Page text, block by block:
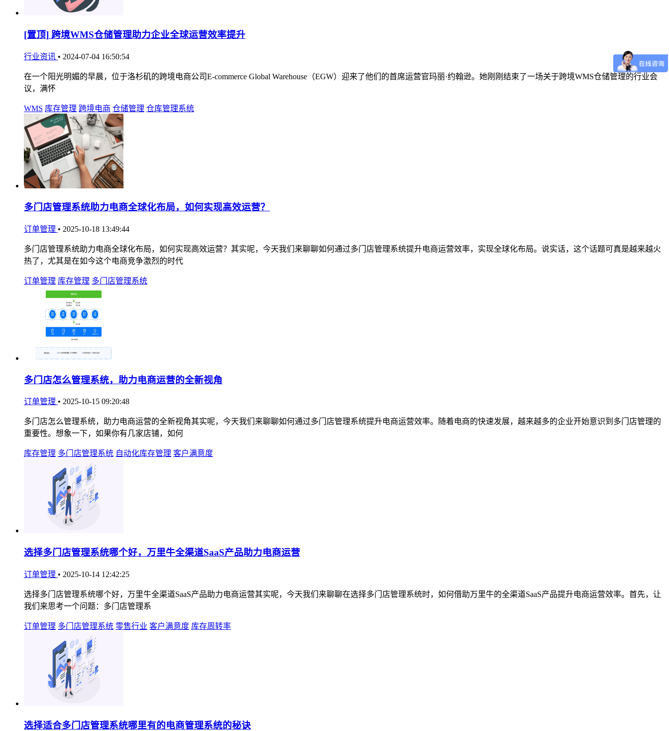
[置顶] 跨境WMS仓储管理助力企业全球运营效率提升
行业资讯 • 2024-07-04 16:50:54
在一个阳光明媚的早晨，位于洛杉矶的跨境电商公司E-commerce Global Warehouse（EGW）迎来了他们的首席运营官玛丽·约翰逊。她刚刚结束了一场关于跨境WMS仓储管理的行业会
议，满怀
WMS 库存管理 跨境电商 仓储管理 仓库管理系统
多门店管理系统助力电商全球化布局，如何实现高效运营？
订单管理 • 2025-10-18 13:49:44
多门店管理系统助力电商全球化布局，如何实现高效运营？其实呢，今天我们来聊聊如何通过多门店管理系统提升电商运营效率，实现全球化布局。说实话，这个话题可真是越来越火
热了，尤其是在如今这个电商竞争激烈的时代
订单管理 库存管理 多门店管理系统
多门店怎么管理系统，助力电商运营的全新视角
订单管理 • 2025-10-15 09:20:48
多门店怎么管理系统，助力电商运营的全新视角其实呢，今天我们来聊聊如何通过多门店管理系统提升电商运营效率。随着电商的快速发展，越来越多的企业开始意识到多门店管理的
重要性。想象一下，如果你有几家店铺，如何
库存管理 多门店管理系统 自动化库存管理 客户满意度
选择多门店管理系统哪个好，万里牛全渠道SaaS产品助力电商运营
订单管理 • 2025-10-14 12:42:25
选择多门店管理系统哪个好，万里牛全渠道SaaS产品助力电商运营其实呢，今天我们来聊聊在选择多门店管理系统时，如何借助万里牛的全渠道SaaS产品提升电商运营效率。首先，让
我们来思考一个问题：多门店管理系
订单管理 多门店管理系统 零售行业 客户满意度 库存周转率
选择适合多门店管理系统哪里有的电商管理系统的秘诀